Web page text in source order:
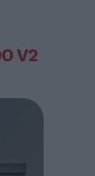
V2